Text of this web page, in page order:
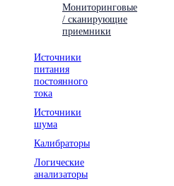
Мониторинговые
/ сканирующие
приемники
Источники
питания
постоянного
тока
Источники
шума
Калибраторы
Логические
анализаторы